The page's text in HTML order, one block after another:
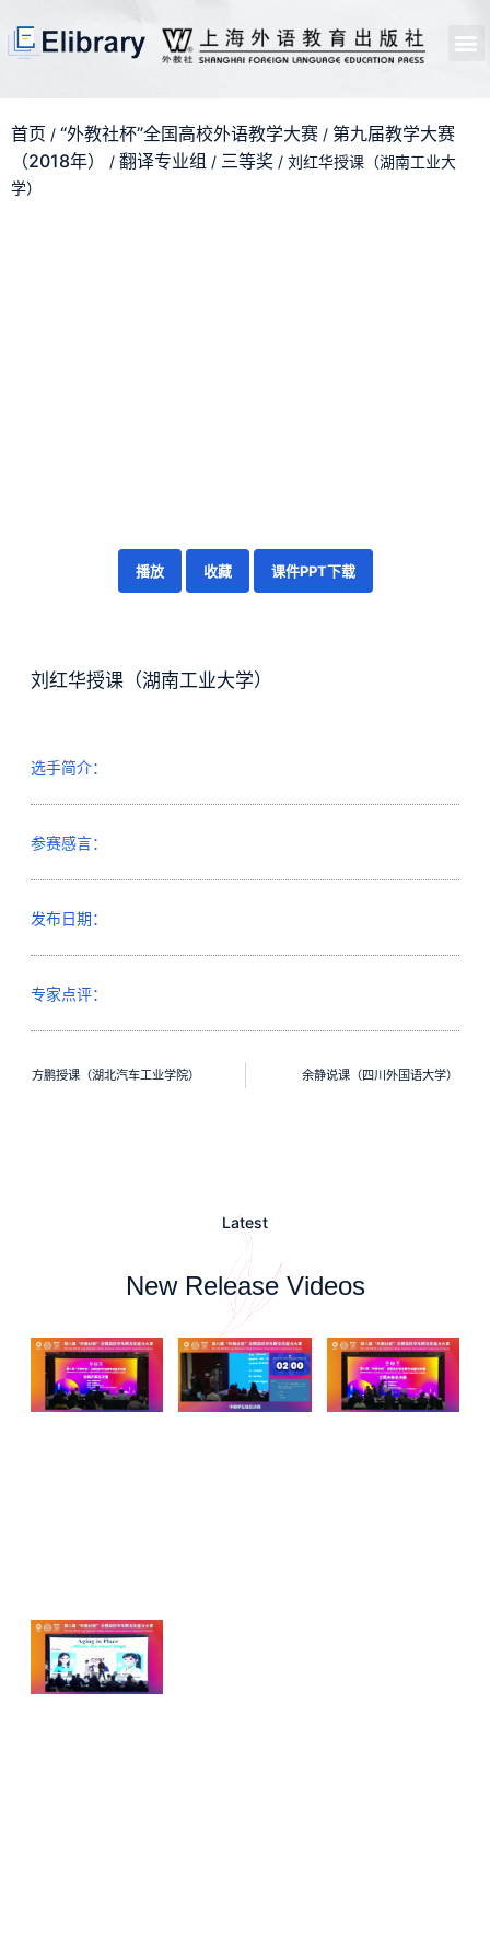
首页 / “外教社杯”全国高校外语教学大赛 / 第九届教学大赛
（2018年）
/ 翻译专业组 / 三等奖 / 刘红华授课（湖南工业大
学）
播放 收藏 课件PPT下载
刘红华授课（湖南工业大学）
选手简介：
参赛感言：
发布日期：
专家点评：
方鹏授课（湖北汽车工业学院） 余静说课（四川外国语大学）
Latest
New Release Videos